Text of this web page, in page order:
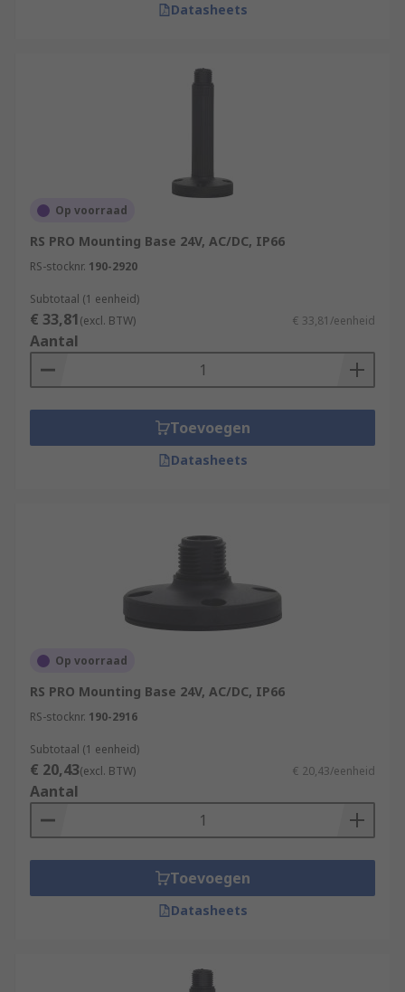
Datasheets
Op voorraad
RS PRO Mounting Base 24V, AC/DC, IP66
RS-stocknr. 190-2920
Subtotaal (1 eenheid)
€ 33,81(excl. BTW) € 33,81/eenheid
Aantal
Toevoegen
Datasheets
Op voorraad
RS PRO Mounting Base 24V, AC/DC, IP66
RS-stocknr. 190-2916
Subtotaal (1 eenheid)
€ 20,43(excl. BTW) € 20,43/eenheid
Aantal
Toevoegen
Datasheets